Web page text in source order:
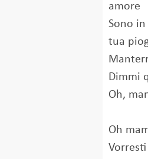
amore
Sono
tua
Dimmi
Oh,
Oh